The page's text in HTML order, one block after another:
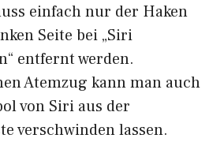
einfach nur der Haken
Seite bei „Siri
entfernt werden.
Atemzug kann man auch
von Siri aus der
verschwinden lassen.